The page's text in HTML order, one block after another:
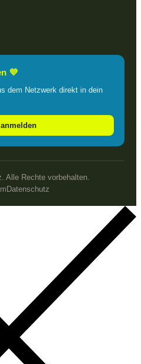
💜
dem Netzwerk direkt in dein
Alle Rechte vorbehalten.
Datenschutz